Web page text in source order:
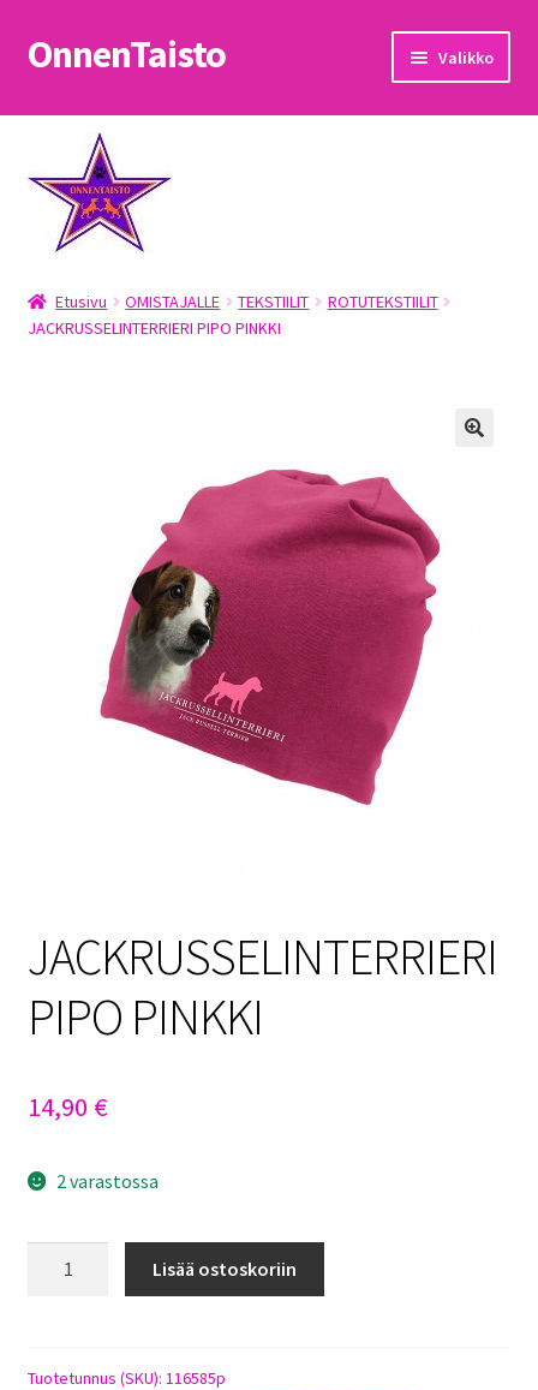
Siirry
navigointiin
Siirry
sisältöön
OnnenTaisto Valikko
Etusivu
Kassa
Oma tili
OnnenTaisto
Tietosuojaseloste
Toimitusehdot
Etusivu OMISTAJALLE TEKSTIILIT
ROTUTEKSTIILIT
JACKRUSSELINTERRIERI PIPO PINKKI
JACKRUSSELINTERRIERI
PIPO PINKKI
14,90 €
2 varastossa
Lisää ostoskoriin
Tuotetunnus (SKU): 116585p